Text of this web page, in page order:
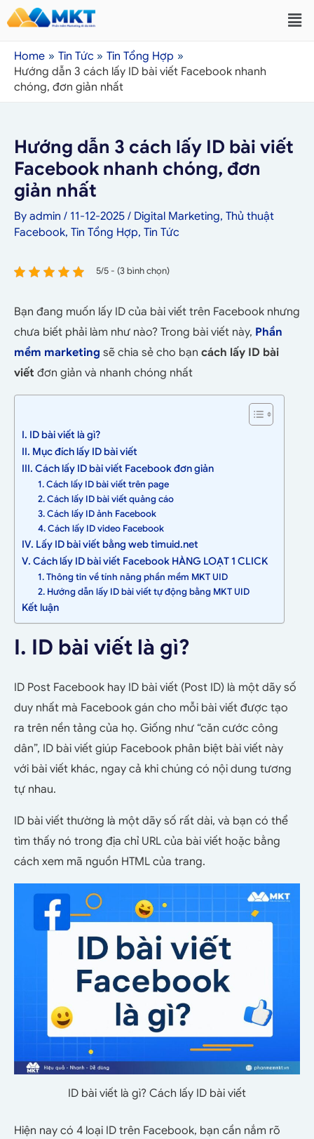
Home Tin Tức
Tin Tổng Hợp
Hướng dẫn 3 cách lấy ID bài viết Facebook nhanh
chóng, đơn giản nhất
Hướng dẫn 3 cách lấy ID bài viết
Facebook nhanh chóng, đơn
giản nhất
By admin / 11-12-2025 / Digital Marketing, Thủ thuật
Facebook, Tin Tổng Hợp, Tin Tức
5/5 - (3 bình chọn)
Bạn đang muốn lấy ID của bài viết trên Facebook nhưng
chưa biết phải làm như nào? Trong bài viết này, Phần
mềm marketing sẽ chia sẻ cho bạn cách lấy ID bài
viết đơn giản và nhanh chóng nhất
I. ID bài viết là gì?
II. Mục đích lấy ID bài viết
III. Cách lấy ID bài viết Facebook đơn giản
1. Cách lấy ID bài viết trên page
2. Cách lấy ID bài viết quảng cáo
3. Cách lấy ID ảnh Facebook
4. Cách lấy ID video Facebook
IV. Lấy ID bài viết bằng web timuid.net
V. Cách lấy ID bài viết Facebook HÀNG LOẠT 1 CLICK
1. Thông tin về tính năng phần mềm MKT UID
2. Hướng dẫn lấy ID bài viết tự động bằng MKT UID
Kết luận
I. ID bài viết là gì?
ID Post Facebook hay ID bài viết (Post ID) là một dãy số
duy nhất mà Facebook gán cho mỗi bài viết được tạo
ra trên nền tảng của họ. Giống như “căn cước công
dân”, ID bài viết giúp Facebook phân biệt bài viết này
với bài viết khác, ngay cả khi chúng có nội dung tương
tự nhau.
ID bài viết thường là một dãy số rất dài, và bạn có thể
tìm thấy nó trong địa chỉ URL của bài viết hoặc bằng
cách xem mã nguồn HTML của trang.
ID bài viết là gì? Cách lấy ID bài viết
Hiện nay có 4 loại ID trên Facebook, bạn cần nắm rõ